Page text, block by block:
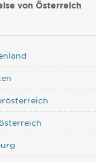
von Österreich